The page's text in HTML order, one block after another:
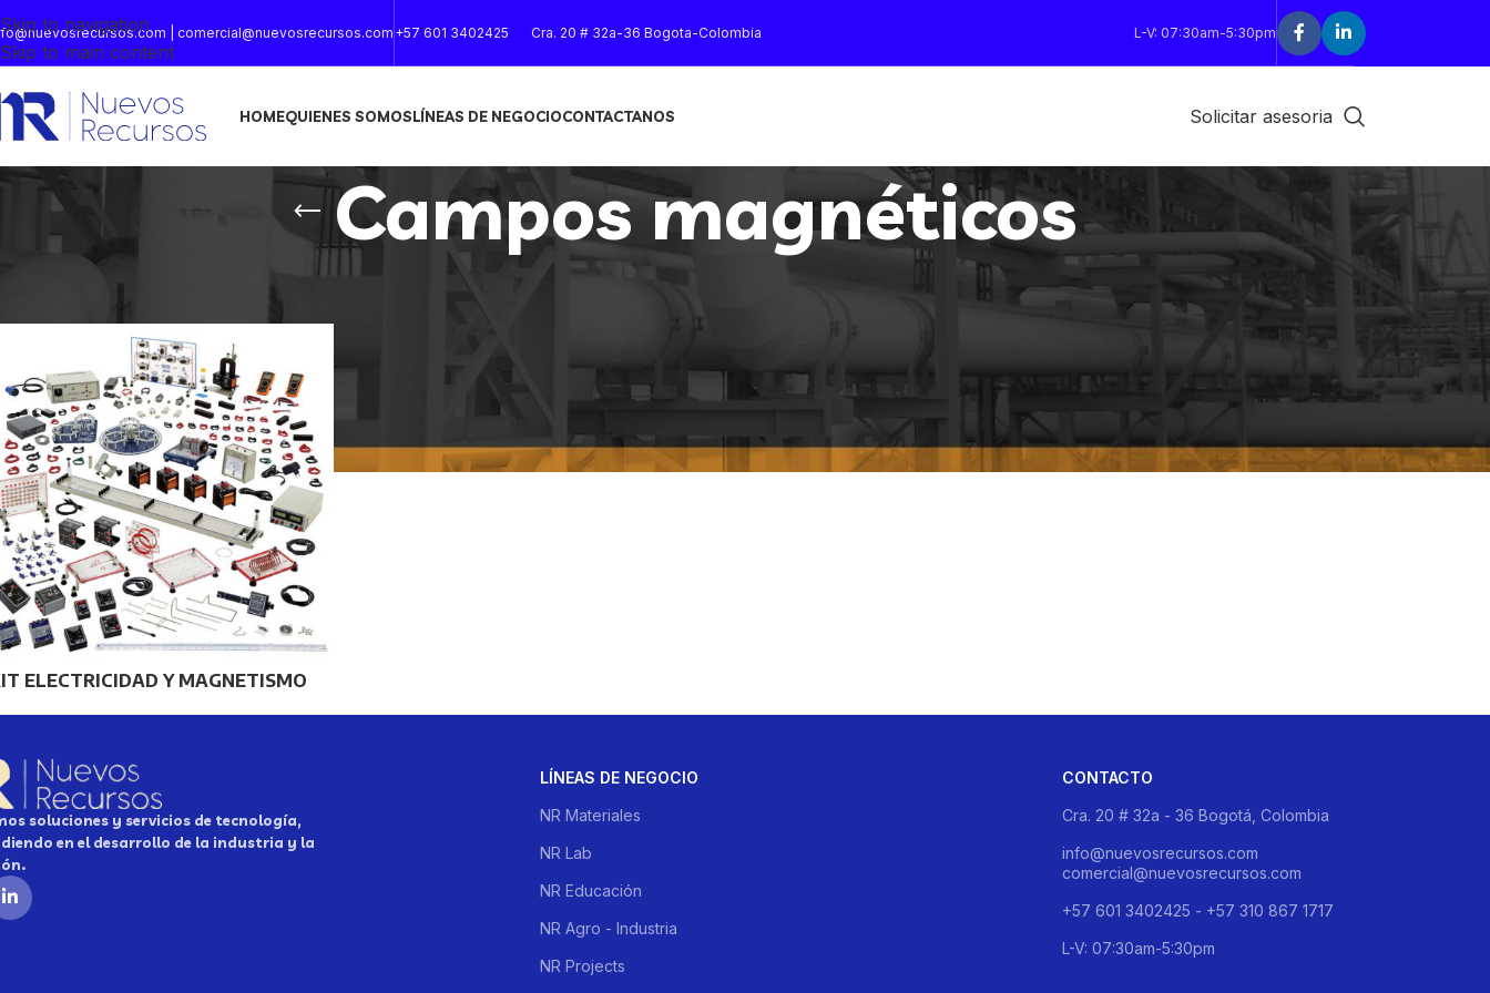
Skip to navigation
Skip to main content
| comercial@nuevosrecursos.com +57 601 3402425 Cra. 20 # 32a-36 Bogota-Colombia L-V: 07:30am-5:30pm
HOMEQUIENES SOMOSLÍNEAS DE NEGOCIOCONTACTANOS Solicitar asesoria
Campos magnéticos
18
ELECTRICIDAD Y MAGNETISMO
soluciones y servicios de tecnología,
en el desarrollo de la industria y la
LÍNEAS DE NEGOCIO
NR Materiales
NR Lab
NR Educación
NR Agro - Industria
NR Projects
CONTACTO
Cra. 20 # 32a - 36 Bogotá, Colombia
info@nuevosrecursos.com
comercial@nuevosrecursos.com
+57 601 3402425 - +57 310 867 1717
L-V: 07:30am-5:30pm